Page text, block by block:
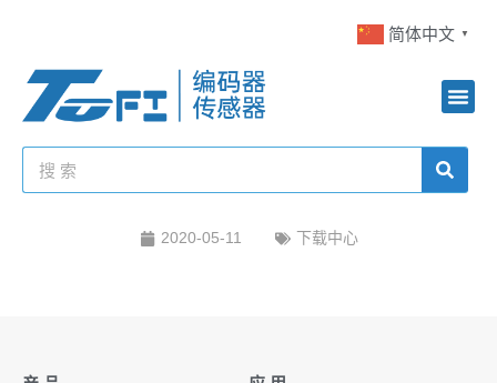
简体中文 ▼
2020-05-11 下载中心